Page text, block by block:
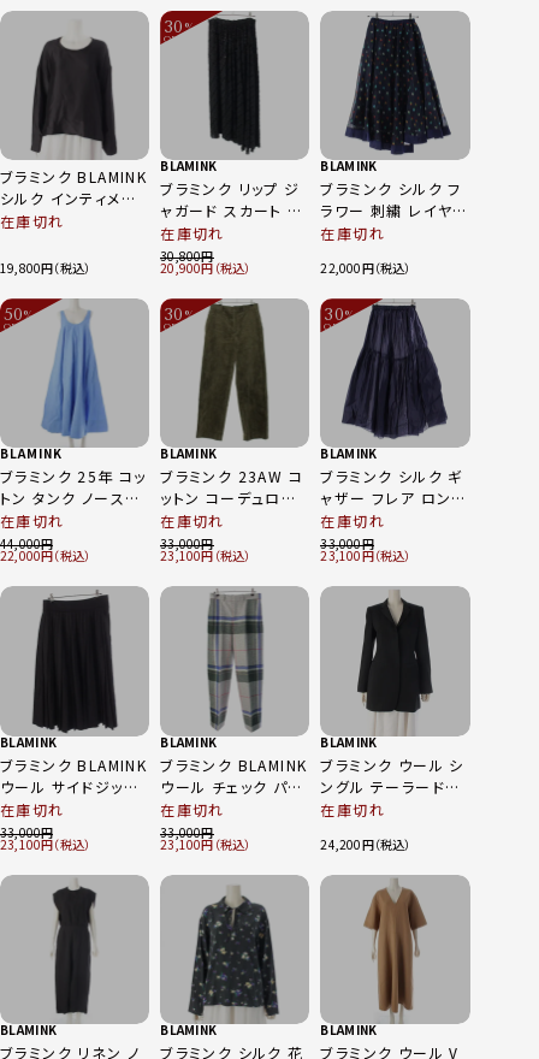
ブラミンク BLAMINK
シルク インティメイト
ロングスリーブプル
7939-299-0001 ブ
在庫切れ
19,800
30%
OFF
BLAMINK
ブラミンク リップ ジ
ャガード スカート ボ
トムス 7924-299-
0285 ブラック 38
在庫切れ
30,800
20,900
BLAMINK
ブラミンク シルク フ
ラワー 刺繍 レイヤー
ド ロング スカート
0254 ネイビー 36
在庫切れ
22,000
50%
OFF
BLAMINK
ブラミンク 25年 コッ
トン タンク ノースリ
ーブ Aライン ワンピ
ース 7926-299-
0413 ライトブルー
38
在庫切れ
44,000
22,000
30%
OFF
BLAMINK
ブラミンク 23AW コ
ットン コーデュロイ
ストレート パンツ ボ
トムス 7914-299-
0346 カーキ 38
在庫切れ
33,000
23,100
30%
OFF
BLAMINK
ブラミンク シルク ギ
ャザー フレア ロング
スカート 7924-230-
0360 ネイビー 36
在庫切れ
33,000
23,100
BLAMINK
ブラミンク BLAMINK
ウール サイドジップ
プリーツ ロングスカ
ート 7924-299-
0066 ブラック 36
在庫切れ
33,000
23,100
BLAMINK
ブラミンク BLAMINK
ウール チェック パン
ツ スラックス ボトム
ス 7914-230-0094
マルチカラー 38
在庫切れ
33,000
23,100
BLAMINK
ブラミンク ウール シ
ングル テーラードジ
ャケット アウター
ラック 38
在庫切れ
24,200
BLAMINK
ブラミンク リネン ノ
BLAMINK
ブラミンク シルク 花
BLAMINK
ブラミンク ウール V